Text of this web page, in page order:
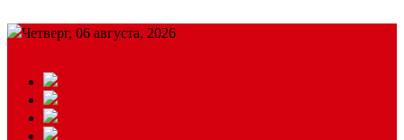
Четверг, 06 августа, 2026